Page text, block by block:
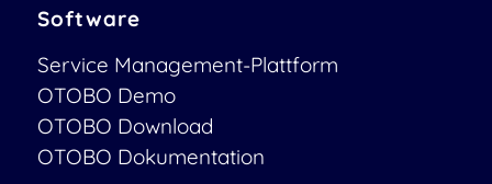
Software
Service Management-Plattform
OTOBO Demo
OTOBO Download
OTOBO Dokumentation